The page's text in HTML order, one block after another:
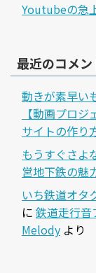
Youtubeの急
最近のコメン
動きが素早い
【動画プロ
サイトの作り
もうすぐさよ
営地下鉄の魅
いち鉄道オタ
に 鉄道走行
Melody より